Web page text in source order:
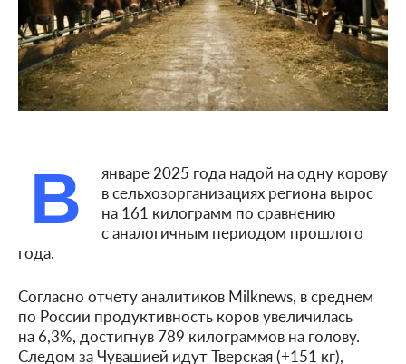
В
январе 2025 года надой на одну корову
в сельхозорганизациях региона вырос
на 161 килограмм по сравнению
с аналогичным периодом прошлого
года.
Согласно отчету аналитиков Milknews, в среднем
по России продуктивность коров увеличилась
на 6,3%, достигнув 789 килограммов на голову.
Следом за Чувашией идут Тверская (+151 кг),